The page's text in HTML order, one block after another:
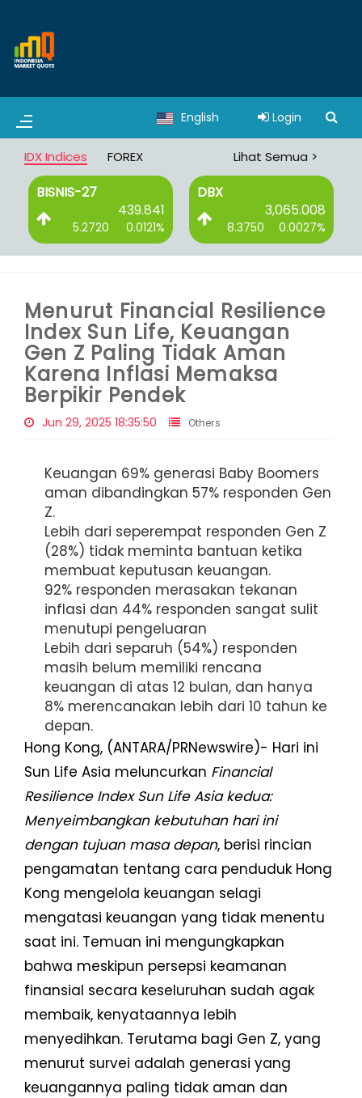
English Login
IDX Indices FOREX Lihat Semua >
BISNIS-27
439.841
5.2720 0.0121%
DBX
3,065.008
8.3750 0.0027%
Menurut Financial Resilience
Index Sun Life, Keuangan
Gen Z Paling Tidak Aman
Karena Inflasi Memaksa
Berpikir Pendek
Jun 29, 2025 18:35:50 Others
Keuangan 69% generasi Baby Boomers
aman dibandingkan 57% responden Gen
Z.
Lebih dari seperempat responden Gen Z
(28%) tidak meminta bantuan ketika
membuat keputusan keuangan.
92% responden merasakan tekanan
inflasi dan 44% responden sangat sulit
menutupi pengeluaran
Lebih dari separuh (54%) responden
masih belum memiliki rencana
keuangan di atas 12 bulan, dan hanya
8% merencanakan lebih dari 10 tahun ke
depan.
Hong Kong, (ANTARA/PRNewswire)- Hari ini
Sun Life Asia meluncurkan Financial
Resilience Index Sun Life Asia kedua:
Menyeimbangkan kebutuhan hari ini
dengan tujuan masa depan, berisi rincian
pengamatan tentang cara penduduk Hong
Kong mengelola keuangan selagi
mengatasi keuangan yang tidak menentu
saat ini. Temuan ini mengungkapkan
bahwa meskipun persepsi keamanan
finansial secara keseluruhan sudah agak
membaik, kenyataannya lebih
menyedihkan. Terutama bagi Gen Z, yang
menurut survei adalah generasi yang
keuangannya paling tidak aman dan